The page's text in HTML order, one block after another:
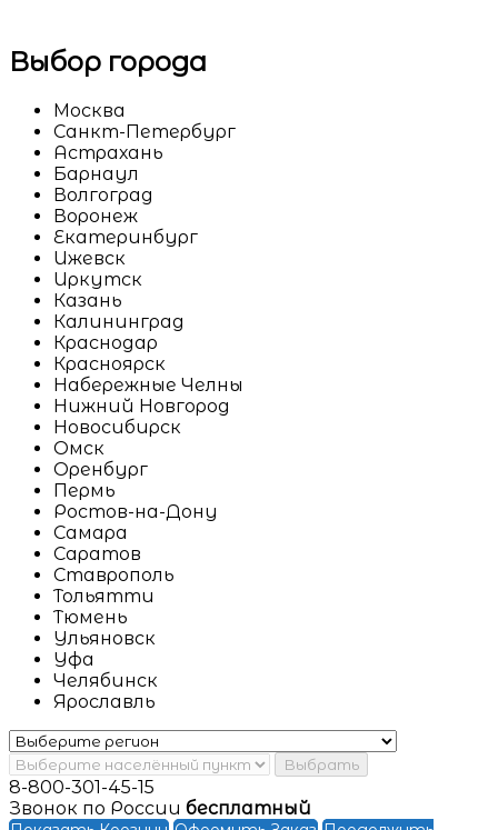
Выбор города
Москва
Санкт-Петербург
Астрахань
Барнаул
Волгоград
Воронеж
Екатеринбург
Ижевск
Иркутск
Казань
Калининград
Краснодар
Красноярск
Набережные Челны
Нижний Новгород
Новосибирск
Омск
Оренбург
Пермь
Ростов-на-Дону
Самара
Саратов
Ставрополь
Тольятти
Тюмень
Ульяновск
Уфа
Челябинск
Ярославль
Выбрать
8-800-301-45-15
Звонок по России бесплатный